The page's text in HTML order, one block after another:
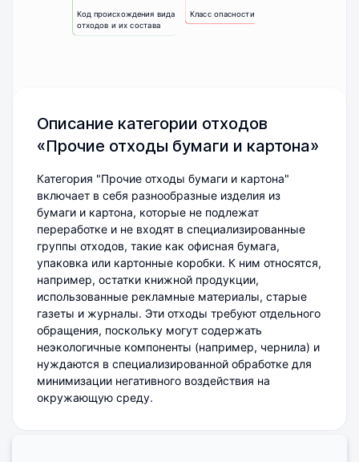
Код происхождения вида
отходов и их состава
Класс опасности
Описание категории отходов
«Прочие отходы бумаги и картона»
Категория "Прочие отходы бумаги и картона"
включает в себя разнообразные изделия из
бумаги и картона, которые не подлежат
переработке и не входят в специализированные
группы отходов, такие как офисная бумага,
упаковка или картонные коробки. К ним относятся,
например, остатки книжной продукции,
использованные рекламные материалы, старые
газеты и журналы. Эти отходы требуют отдельного
обращения, поскольку могут содержать
неэкологичные компоненты (например, чернила) и
нуждаются в специализированной обработке для
минимизации негативного воздействия на
окружающую среду.